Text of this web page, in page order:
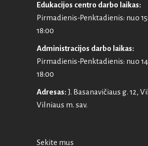
Edukacijos centro darbo laikas:
Pirmadienis-Penktadienis: nuo
18:00
Administracijos darbo laikas:
Pirmadienis-Penktadienis: nuo
18:00
Adresas: J. Basanavičiaus g. 12,
Vilniaus m. sav.
Sekite mus